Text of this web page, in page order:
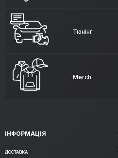
Тюнінг
Merch
ІНФОРМАЦІЯ
ДОСТАВКА